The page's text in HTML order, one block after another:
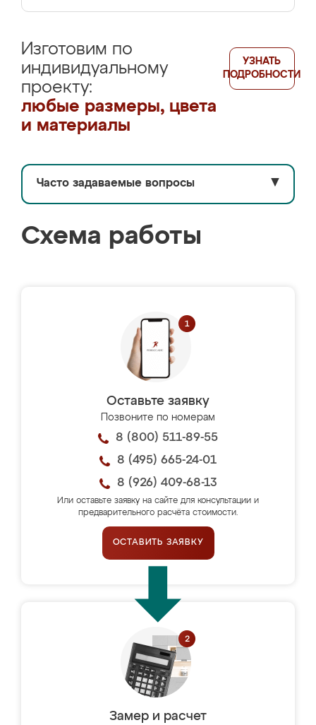
Изготовим по
индивидуальному
проекту:
любые размеры, цвета
и материалы
УЗНАТЬ
ПОДРОБНОСТИ
Часто задаваемые вопросы ▼
Схема работы
Оставьте заявку
Позвоните по номерам
8 (800) 511-89-55
8 (495) 665-24-01
8 (926) 409-68-13
Или оставьте заявку на сайте для консультации и
предварительного расчёта стоимости.
ОСТАВИТЬ ЗАЯВКУ
Замер и расчет